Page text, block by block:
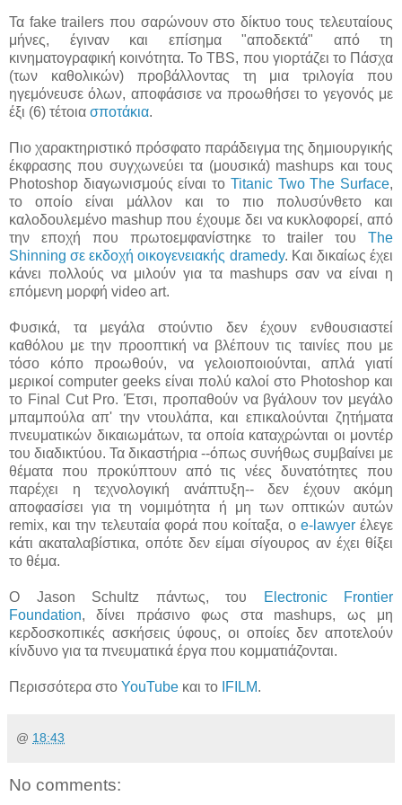
Τα fake trailers που σαρώνουν στο δίκτυο τους τελευταίους
μήνες, έγιναν και επίσημα "αποδεκτά" από τη
κινηματογραφική κοινότητα. Το TBS, που γιορτάζει το Πάσχα
(των καθολικών) προβάλλοντας τη μια τριλογία που
ηγεμόνευσε όλων, αποφάσισε να προωθήσει το γεγονός με
έξι (6) τέτοια σποτάκια.
Πιο χαρακτηριστικό πρόσφατο παράδειγμα της δημιουργικής
έκφρασης που συγχωνεύει τα (μουσικά) mashups και τους
Photoshop διαγωνισμούς είναι το Titanic Two The Surface,
το οποίο είναι μάλλον και το πιο πολυσύνθετο και
καλοδουλεμένο mashup που έχουμε δει να κυκλοφορεί, από
την εποχή που πρωτοεμφανίστηκε το trailer του The
Shinning σε εκδοχή οικογενειακής dramedy. Και δικαίως έχει
κάνει πολλούς να μιλούν για τα mashups σαν να είναι η
επόμενη μορφή video art.
Φυσικά, τα μεγάλα στούντιο δεν έχουν ενθουσιαστεί
καθόλου με την προοπτική να βλέπουν τις ταινίες που με
τόσο κόπο προωθούν, να γελοιοποιούνται, απλά γιατί
μερικοί computer geeks είναι πολύ καλοί στο Photoshop και
το Final Cut Pro. Έτσι, προπαθούν να βγάλουν τον μεγάλο
μπαμπούλα απ' την ντουλάπα, και επικαλούνται ζητήματα
πνευματικών δικαιωμάτων, τα οποία καταχρώνται οι μοντέρ
του διαδικτύου. Τα δικαστήρια --όπως συνήθως συμβαίνει με
θέματα που προκύπτουν από τις νέες δυνατότητες που
παρέχει η τεχνολογική ανάπτυξη-- δεν έχουν ακόμη
αποφασίσει για τη νομιμότητα ή μη των οπτικών αυτών
remix, και την τελευταία φορά που κοίταξα, ο e-lawyerέλεγε
κάτι ακαταλαβίστικα, οπότε δεν είμαι σίγουρος αν έχει θίξει
το θέμα.
Ο Jason Schultz πάντως, του
Electronic Frontier
Foundation, δίνει πράσινο φως στα mashups, ως μη
κερδοσκοπικές ασκήσεις ύφους, οι οποίες δεν αποτελούν
κίνδυνο για τα πνευματικά έργα που κομματιάζονται.
Περισσότερα στο YouTube και το IFILM.
@ 18:43
No comments: